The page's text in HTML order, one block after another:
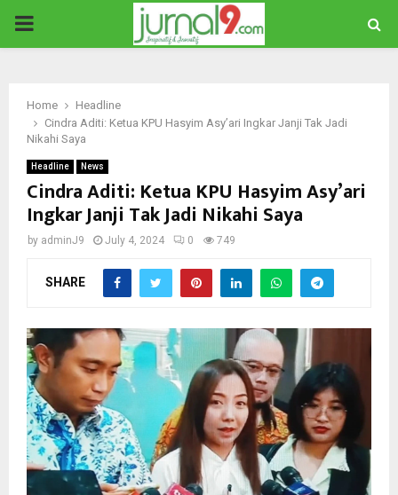
PRIMARY
Home
Headline
Cindra Aditi: Ketua KPU Hasyim Asy’ari Ingkar Janji Tak Jadi
Nikahi Saya
Headline News
Cindra Aditi: Ketua KPU Hasyim Asy’ari
Ingkar Janji Tak Jadi Nikahi Saya
by adminJ9 July 4, 2024 0 749
SHARE